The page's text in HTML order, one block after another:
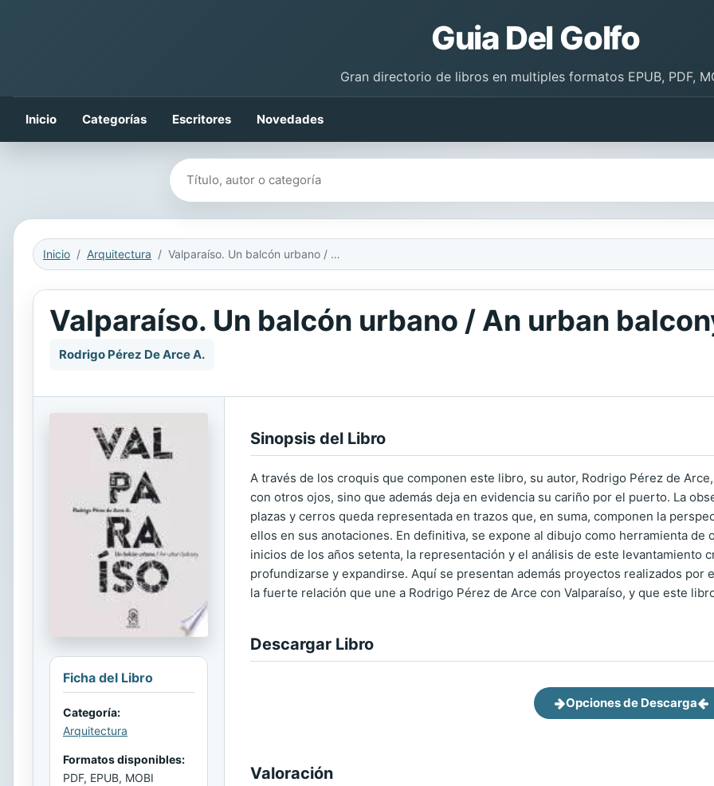
Guia Del Golfo
Gran directorio de libros en multiples formatos EPUB, PDF,
Inicio Categorías Escritores Novedades
Buscar libros
Inicio Arquitectura Valparaíso. Un balcón urbano / An urban balcony
Valparaíso. Un balcón urbano / An urban
Rodrigo Pérez De Arce A.
Ficha del Libro
Categoría:
Arquitectura
Formatos disponibles:
PDF, EPUB, MOBI
Sinopsis del Libro
A través de los croquis que componen este libro, su autor, Rodrigo Pérez de
con otros ojos, sino que además deja en evidencia su cariño por el puerto. La
plazas y cerros queda representada en trazos que, en suma, componen la
ellos en sus anotaciones. En definitiva, se expone al dibujo como herramienta
inicios de los años setenta, la representación y el análisis de este levantamiento
profundizarse y expandirse. Aquí se presentan además proyectos realizados
la fuerte relación que une a Rodrigo Pérez de Arce con Valparaíso, y que este
Descargar Libro
Opciones de Descarga
Valoración